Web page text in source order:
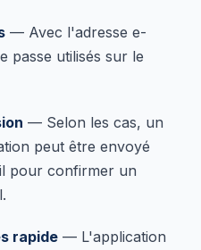
— Avec l'adresse e-
passe utilisés sur le
— Selon les cas, un
peut être envoyé
pour confirmer un
rapide — L'application